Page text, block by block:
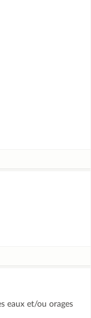
eaux et/ou orages